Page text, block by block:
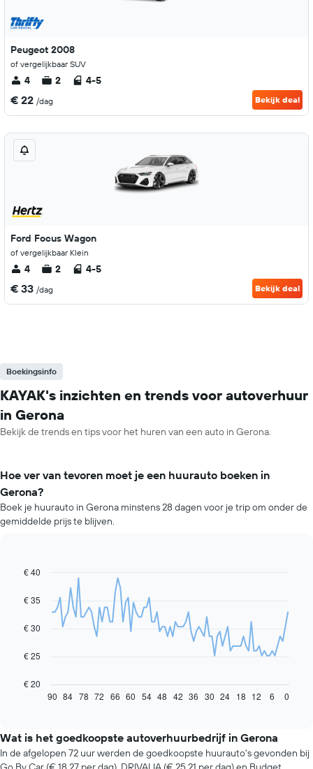
Peugeot 2008
of vergelijkbaar SUV
4 2 4-5
€ 22 /dag Bekijk deal
Ford Focus Wagon
of vergelijkbaar Klein
4 2 4-5
€ 33 /dag Bekijk deal
Boekingsinfo
KAYAK's inzichten en trends voor autoverhuur
in Gerona
Bekijk de trends en tips voor het huren van een auto in Gerona.
Hoe ver van tevoren moet je een huurauto boeken in
Gerona?
Boek je huurauto in Gerona minstens 28 dagen voor je trip om onder de
gemiddelde prijs te blijven.
Line
91
points.
De
grafiek
prijs
van
een
Chart
€ 20
€ 25
€ 30
€ 35
€ 40
90 84 78 72 66 60 54 48 42 36 30 24 18 12 6 0
Wat is het goedkoopste autoverhuurbedrijf in Gerona
In de afgelopen 72 uur werden de goedkoopste huurauto's gevonden bij